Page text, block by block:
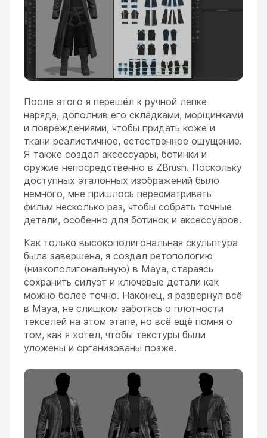
После этого я перешёл к ручной лепке
наряда, дополнив его складками, морщинками
и повреждениями, чтобы придать коже и
ткани реалистичное, естественное ощущение.
Я также создал аксессуары, ботинки и
оружие непосредственно в ZBrush. Поскольку
доступных эталонных изображений было
немного, мне пришлось пересматривать
фильм несколько раз, чтобы собрать точные
детали, особенно для ботинок и аксессуаров.
Как только высокополигональная скульптура
была завершена, я создал ретопологию
(низкополигональную) в Maya, стараясь
сохранить силуэт и ключевые детали как
можно более точно. Наконец, я развернул всё
в Maya, не слишком заботясь о плотности
текселей на этом этапе, но всё ещё помня о
том, как я хотел, чтобы текстуры были
уложены и организованы позже.